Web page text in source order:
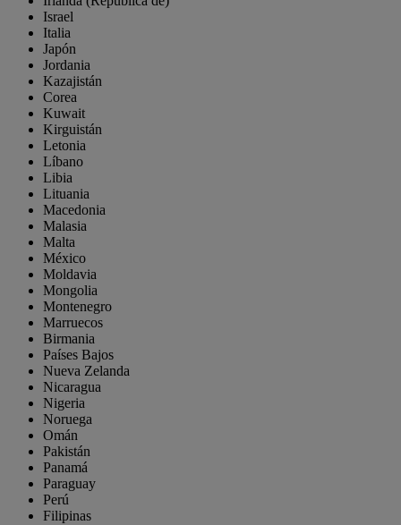
Israel
Italia
Japón
Jordania
Kazajistán
Corea
Kuwait
Kirguistán
Letonia
Líbano
Libia
Lituania
Macedonia
Malasia
Malta
México
Moldavia
Mongolia
Montenegro
Marruecos
Birmania
Países Bajos
Nueva Zelanda
Nicaragua
Nigeria
Noruega
Omán
Pakistán
Panamá
Paraguay
Perú
Filipinas